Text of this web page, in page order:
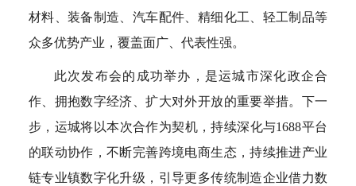
材料、装备制造、汽车配件、精细化工、轻工制品等
众多优势产业，覆盖面广、代表性强。
此次发布会的成功举办，是运城市深化政企合
作、拥抱数字经济、扩大对外开放的重要举措。下一
步，运城将以本次合作为契机，持续深化与1688平台
的联动协作，不断完善跨境电商生态，持续推进产业
链专业镇数字化升级，引导更多传统制造企业借力数